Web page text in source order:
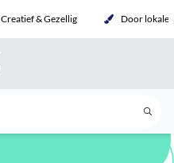
Creatief & Gezellig Door lokale